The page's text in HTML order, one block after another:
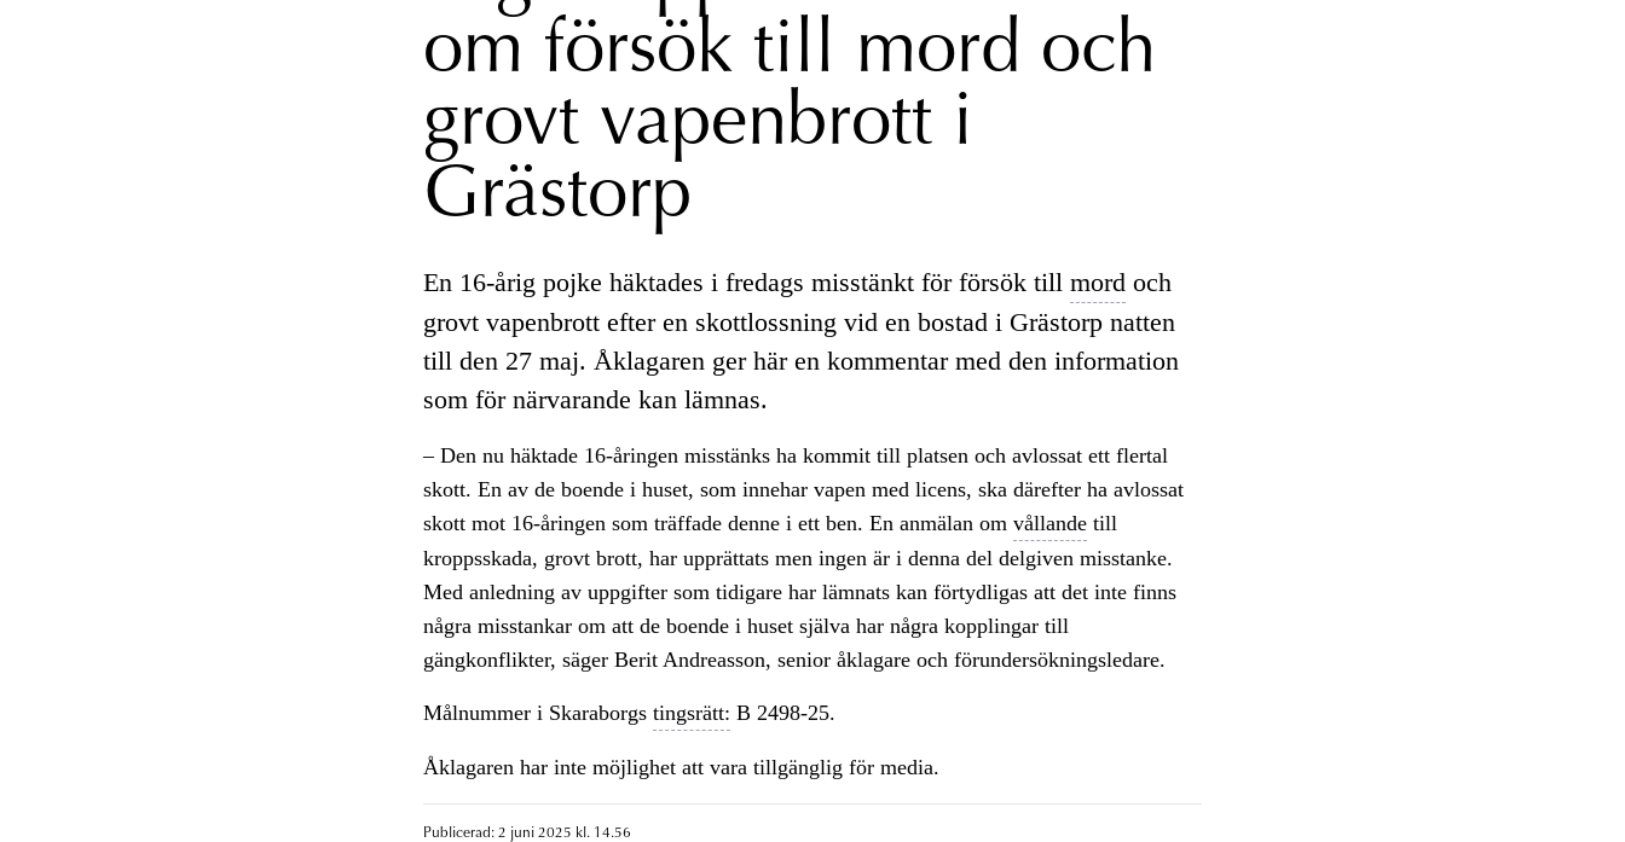
om försök till mord och
grovt vapenbrott i
Grästorp
En 16-årig pojke häktades i fredags misstänkt för försök till mord och
grovt vapenbrott efter en skottlossning vid en bostad i Grästorp natten
till den 27 maj. Åklagaren ger här en kommentar med den information
som för närvarande kan lämnas.
– Den nu häktade 16-åringen misstänks ha kommit till platsen och avlossat ett flertal
skott. En av de boende i huset, som innehar vapen med licens, ska därefter ha avlossat
skott mot 16-åringen som träffade denne i ett ben. En anmälan om vållandetill
kroppsskada, grovt brott, har upprättats men ingen är i denna del delgiven misstanke.
Med anledning av uppgifter som tidigare har lämnats kan förtydligas att det inte finns
några misstankar om att de boende i huset själva har några kopplingar till
gängkonflikter, säger Berit Andreasson, senior åklagare och förundersökningsledare.
Målnummer i Skaraborgs tingsrätt: B 2498-25.
Åklagaren har inte möjlighet att vara tillgänglig för media.
Publicerad: 2 juni 2025 kl. 14.56